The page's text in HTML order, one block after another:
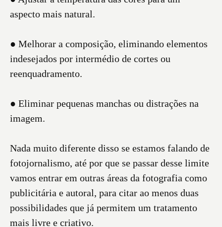
aspecto mais natural.
● Melhorar a composição, eliminando elementos
indesejados por intermédio de cortes ou
reenquadramento.
● Eliminar pequenas manchas ou distrações na
imagem.
Nada muito diferente disso se estamos falando de
fotojornalismo, até por que se passar desse limite
vamos entrar em outras áreas da fotografia como
publicitária e autoral, para citar ao menos duas
possibilidades que já permitem um tratamento
mais livre e criativo.